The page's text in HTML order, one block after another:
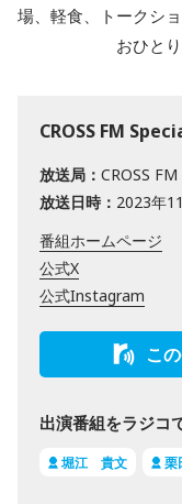
場、軽食、トークシ
おひとり様
CROSS FM
放送局： CROSS FM
放送日時： 2023年
番組ホームページ
公式X
公式Instagram
こ
出演番組をラジコ
堀江 貴文